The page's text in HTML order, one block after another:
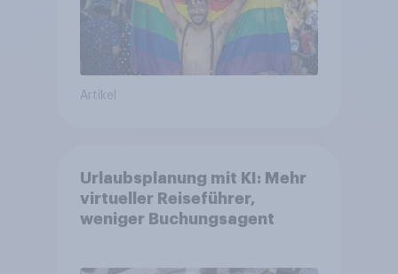
Artikel
Urlaubsplanung mit KI: Mehr
virtueller Reiseführer,
weniger Buchungsagent